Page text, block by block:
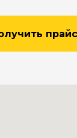
прайс